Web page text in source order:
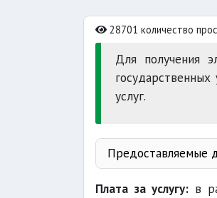
28701 количество
Для получения
государственных
услуг.
Предоставляемые
Плата за услугу: в